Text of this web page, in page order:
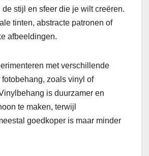
stijl en sfeer die je wilt creëren.
tinten, abstracte patronen of
afbeeldingen.
met verschillende
zoals vinyl of
is duurzamer en
te maken, terwijl
goedkoper is maar minder